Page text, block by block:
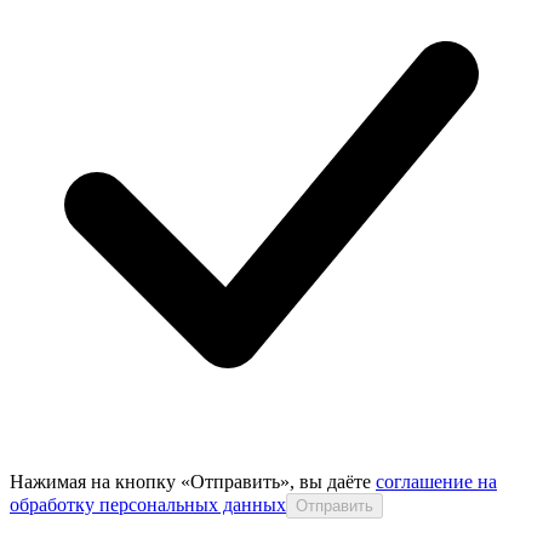
Нажимая на кнопку «Отправить», вы даёте соглашение на
обработку персональных данных Отправить